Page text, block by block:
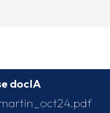
docIA